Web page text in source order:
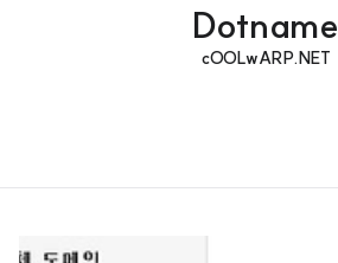
Dotname
cOOLwARP.NET